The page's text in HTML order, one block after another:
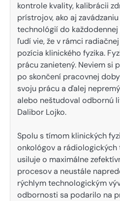
kontrole kvality, kalibrácii
prístrojov, ako aj
technológií do každodennej
ľudí vie, že v rámci
pozícia klinického fyzika.
prácu zanietený. Neviem si
po skončení pracovnej
svoju prácu a ďalej
alebo neštudoval odbornú
Dalibor Lojko.
Spolu s tímom klinických
onkológov a
usiluje o maximálne
procesov a neustále
rýchlym technologickým
odbornosti sa podarilo na